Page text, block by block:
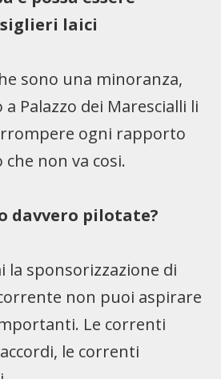
laici
sono una minoranza,
Palazzo dei Marescialli li
ogni rapporto
non va cosi.
davvero pilotate?
la sponsorizzazione di
non puoi aspirare
Le correnti
le correnti